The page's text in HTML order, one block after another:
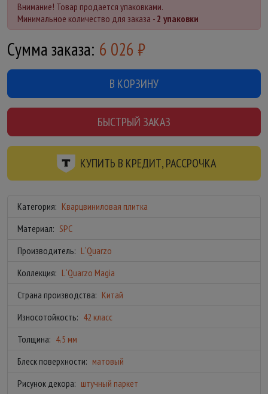
Внимание! Товар продается упаковками.
Минимальное количество для заказа - 2 упаковки
Сумма заказа: 6 026 ₽
В КОРЗИНУ
БЫСТРЫЙ ЗАКАЗ
КУПИТЬ В КРЕДИТ, РАССРОЧКА
Категория: Кварцвиниловая плитка
Материал: SPC
Производитель: L`Quarzo
Коллекция: L`Quarzo Magia
Страна производства: Китай
Износотойкость: 42 класс
Толщина: 4.5 мм
Блеск поверхности: матовый
Рисунок декора: штучный паркет